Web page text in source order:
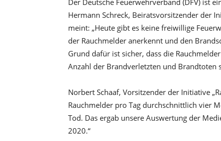
Der Deutsche Feuerwehrverband (DFV) ist
Hermann Schreck, Beiratsvorsitzender der
meint: „Heute gibt es keine freiwillige
der Rauchmelder anerkennt und den
Grund dafür ist sicher, dass die
Anzahl der Brandverletzten und Brandtoten
Norbert Schaaf, Vorsitzender der Initiative
Rauchmelder pro Tag durchschnittlich vier
Tod. Das ergab unsere Auswertung der
2020.“